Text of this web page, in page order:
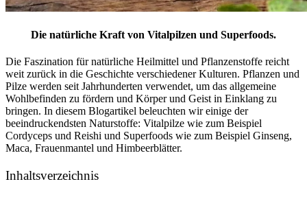
Die natürliche Kraft von Vitalpilzen und Superfoods.
Die Faszination für natürliche Heilmittel und Pflanzenstoffe reicht
weit zurück in die Geschichte verschiedener Kulturen. Pflanzen und
Pilze werden seit Jahrhunderten verwendet, um das allgemeine
Wohlbefinden zu fördern und Körper und Geist in Einklang zu
bringen. In diesem Blogartikel beleuchten wir einige der
beeindruckendsten Naturstoffe: Vitalpilze wie zum Beispiel
Cordyceps und Reishi und Superfoods wie zum Beispiel Ginseng,
Maca, Frauenmantel und Himbeerblätter.
Inhaltsverzeichnis